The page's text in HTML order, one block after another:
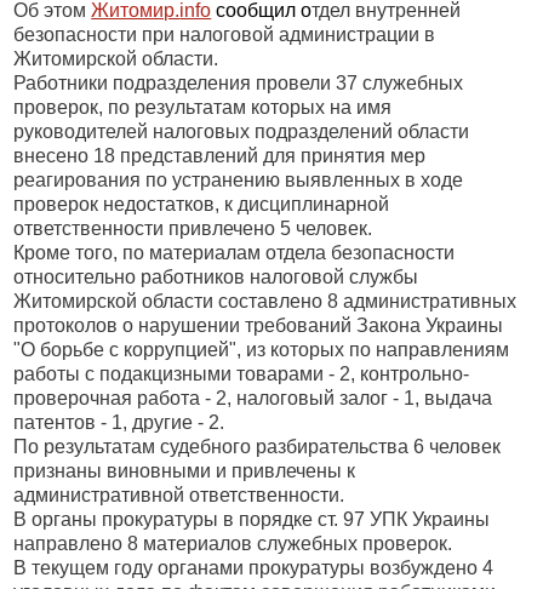
Об этомЖитомир.info сообщил отдел внутренней
безопасности при налоговой администрации в
Житомирской области.
Работники подразделения провели 37 служебных
проверок, по результатам которых на имя
руководителей налоговых подразделений области
внесено 18 представлений для принятия мер
реагирования по устранению выявленных в ходе
проверок недостатков, к дисциплинарной
ответственности привлечено 5 человек.
Кроме того, по материалам отдела безопасности
относительно работников налоговой службы
Житомирской области составлено 8 административных
протоколов о нарушении требований Закона Украины
"О борьбе с коррупцией", из которых по направлениям
работы с подакцизными товарами - 2, контрольно-
проверочная работа - 2, налоговый залог - 1, выдача
патентов - 1, другие - 2.
По результатам судебного разбирательства 6 человек
признаны виновными и привлечены к
административной ответственности.
В органы прокуратуры в порядке ст. 97 УПК Украины
направлено 8 материалов служебных проверок.
В текущем году органами прокуратуры возбуждено 4